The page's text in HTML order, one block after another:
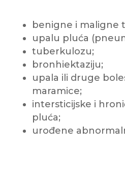
benigne i maligne
upalu pluća
tuberkulozu;
bronhiektaziju;
upala ili druge
maramice;
intersticijske i
pluća;
urođene